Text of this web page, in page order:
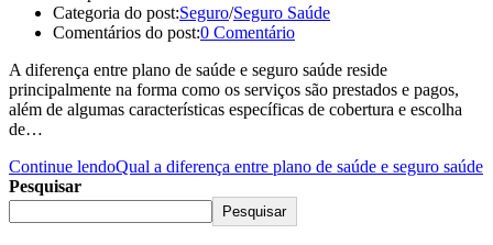
Categoria do post:Seguro/Seguro Saúde
Comentários do post:0 Comentário
A diferença entre plano de saúde e seguro saúde reside
principalmente na forma como os serviços são prestados e pagos,
além de algumas características específicas de cobertura e escolha
de…
Continue lendoQual a diferença entre plano de saúde e seguro saúde
Pesquisar
Pesquisar